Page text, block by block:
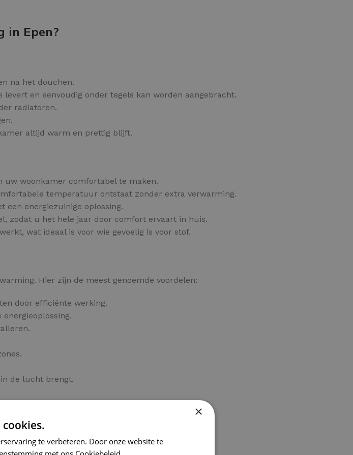
in Epen?
na het douchen.
en eenvoudig onder tegels kan worden aangebracht.
radiatoren.
altijd warm en prettig blijft.
uw woonkamer comfortabel te maken.
temperatuur ontstaat zonder extra verwarming.
een energiezuinige oplossing.
zodat u het hele jaar door comfort ervaart in huis.
wat ideaal is voor wie gevoelig is voor stof.
Hier zijn de meest genoemde voordelen:
door efficiënte werking.
de lucht brengt.
om uw ruimte te verwarmen.
×
te verbeteren. Door onze website te